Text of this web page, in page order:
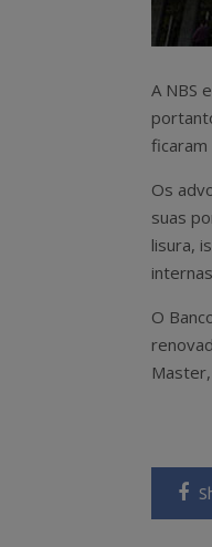
A NBS
Os
suas
lisura,
O